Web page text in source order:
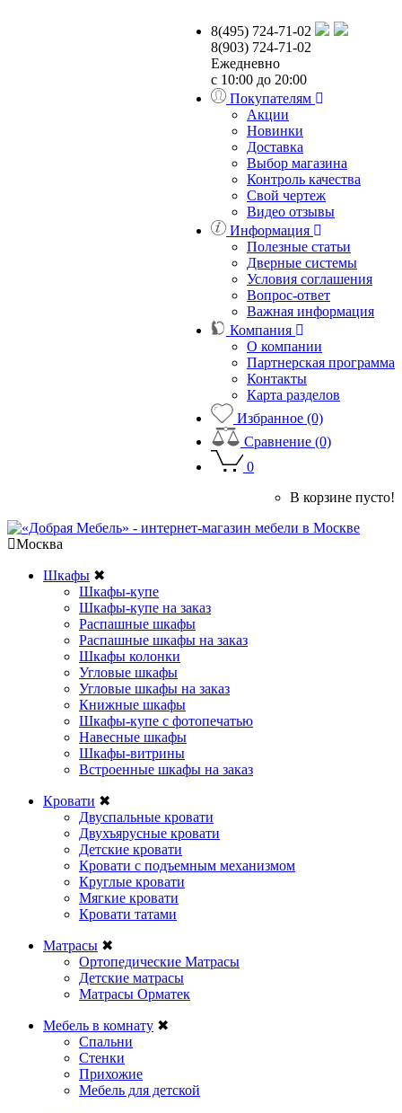
8(495) 724-71-02
8(903) 724-71-02
Ежедневно
с 10:00 до 20:00
Покупателям
Акции
Новинки
Доставка
Выбор магазина
Контроль качества
Свой чертеж
Видео отзывы
Информация
Полезные статьи
Дверные системы
Условия соглашения
Вопрос-ответ
Важная информация
Компания
О компании
Партнерская программа
Контакты
Карта разделов
Избранное (0)
Сравнение (0)
0
В корзине пусто!
Москва
Шкафы ✖
Шкафы-купе
Шкафы-купе на заказ
Распашные шкафы
Распашные шкафы на заказ
Шкафы колонки
Угловые шкафы
Угловые шкафы на заказ
Книжные шкафы
Шкафы-купе с фотопечатью
Навесные шкафы
Шкафы-витрины
Встроенные шкафы на заказ
Кровати ✖
Двуспальные кровати
Двухъярусные кровати
Детские кровати
Кровати с подъемным механизмом
Круглые кровати
Мягкие кровати
Кровати татами
Матрасы ✖
Ортопедические Матрасы
Детские матрасы
Матрасы Орматек
Мебель в комнату ✖
Спальни
Стенки
Прихожие
Мебель для детской